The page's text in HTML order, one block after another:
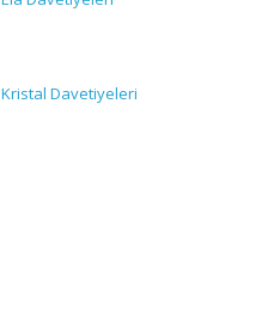
Kristal Davetiyeleri